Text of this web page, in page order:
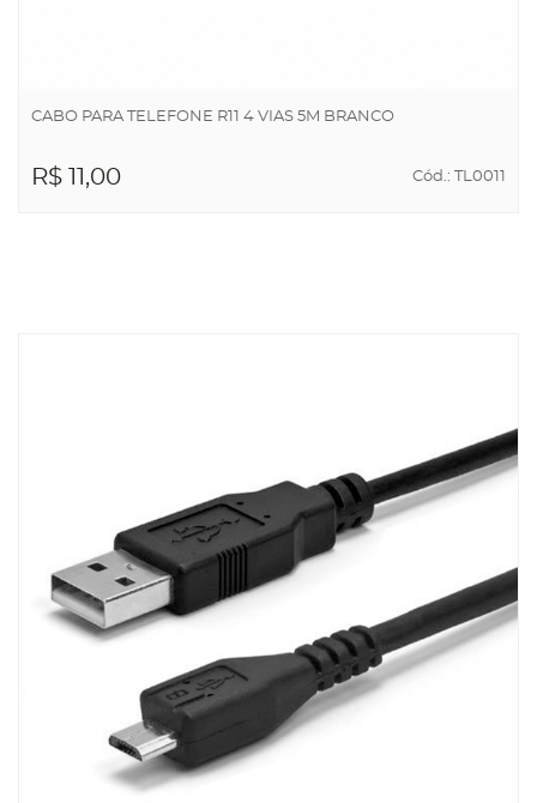
CABO PARA TELEFONE R11 4 VIAS 5M BRANCO
R$ 11,00 Cód.: TL0011